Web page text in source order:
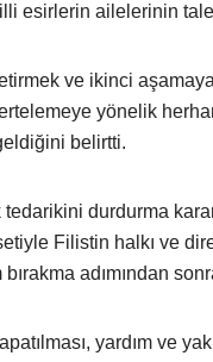
esirlerin ailelerinin
ve ikinci
yönelik
belirtti.
durdurma
Filistin halkı ve
adımından
yardım ve